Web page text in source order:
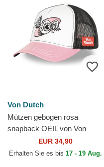
Von Dutch
Mützen gebogen rosa
snapback OEIL von Von
EUR 34,90
Erhalten Sie es bis 17 - 19 Aug.